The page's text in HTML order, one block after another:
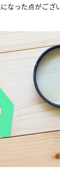
なった点がござ